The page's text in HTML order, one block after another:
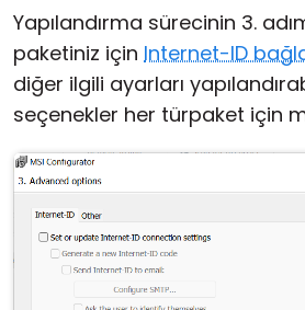
Yapılandırma sürecinin 3.
paketiniz için Internet-ID
diğer ilgili ayarları
seçenekler her türpaket için